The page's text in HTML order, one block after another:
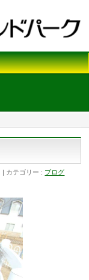
カテゴリー : ブログ